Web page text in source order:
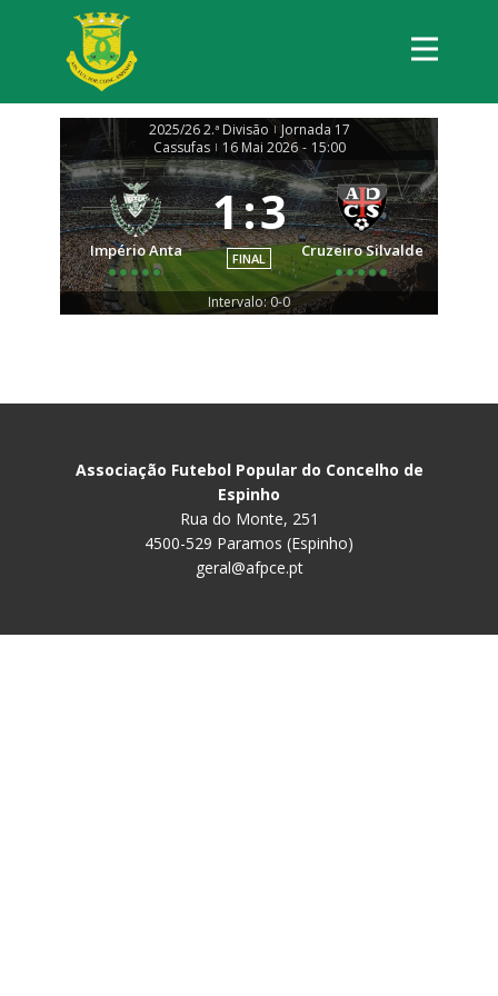
2025/26 2.ª Divisão | Jornada 17
Cassufas | 16 Mai 2026 - 15:00
Império Anta
1:3
FINAL Cruzeiro Silvalde
Intervalo: 0-0
Associação Futebol Popular do Concelho de
Espinho
Rua do Monte, 251
4500-529 Paramos (Espinho)
geral@afpce.pt